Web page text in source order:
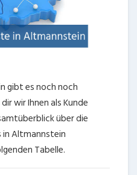
gibt es noch noch
wir Ihnen als Kunde
über die
Altmannstein
Tabelle.